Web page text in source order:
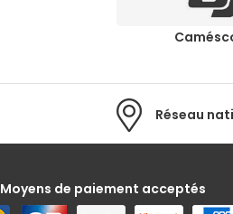
Réseau
Moyens de paiement acceptés